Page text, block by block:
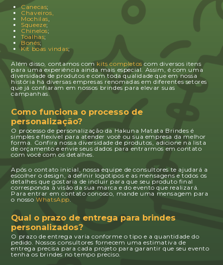
Canecas;
Chaveiros,
Mochilas
Squeeze;
Chinelos;
Toalhas;
Bonés;
Kit boas vindas;
Além disso, contamos com kits completos com diversos itens
para uma experiência ainda mais especial. Assim, é com uma
diversidade de produtos e com toda qualidade que em nossa
história há diversas empresas renomadas em diferentes setores
que já confiaram em nossos brindes para elevar suas
campanhas.
Como funciona o processo de
personalização?
O processo de personalização da Hakuna Matata Brindes é
simples e flexível para atender você ou sua empresa da melhor
forma. Confira nossa diversidade de produtos, adicione na lista
de orçamento e envie seus dados para entrarmos em contato
com você com os detalhes.
Após o contato inicial, nossa equipe de consultores te ajudará a
escolher o design, a definir logotipos e as mensagens e todos os
detalhes que gostaria de incluir para que seu produto final
corresponda à visão da sua marca e do evento que realizará.
Para entrar em contato conosco, mande uma mensagem para
o nossoWhatsApp
Qual o prazo de entrega para brindes
personalizados?
O prazo de entrega varia conforme o tipo e a quantidade do
pedido. Nossos consultores fornecem uma estimativa de
entrega precisa para cada projeto para garantir que seu evento
tenha os brindes no tempo preciso.